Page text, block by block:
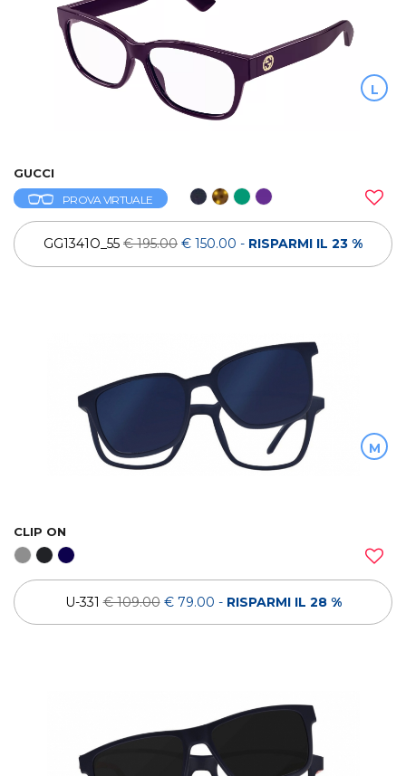
L
GUCCI
PROVA VIRTUALE
GG1341O_55 € 195.00 € 150.00 - RISPARMI IL 23 %
M
CLIP ON
U-331€ 109.00 € 79.00 - RISPARMI IL 28 %